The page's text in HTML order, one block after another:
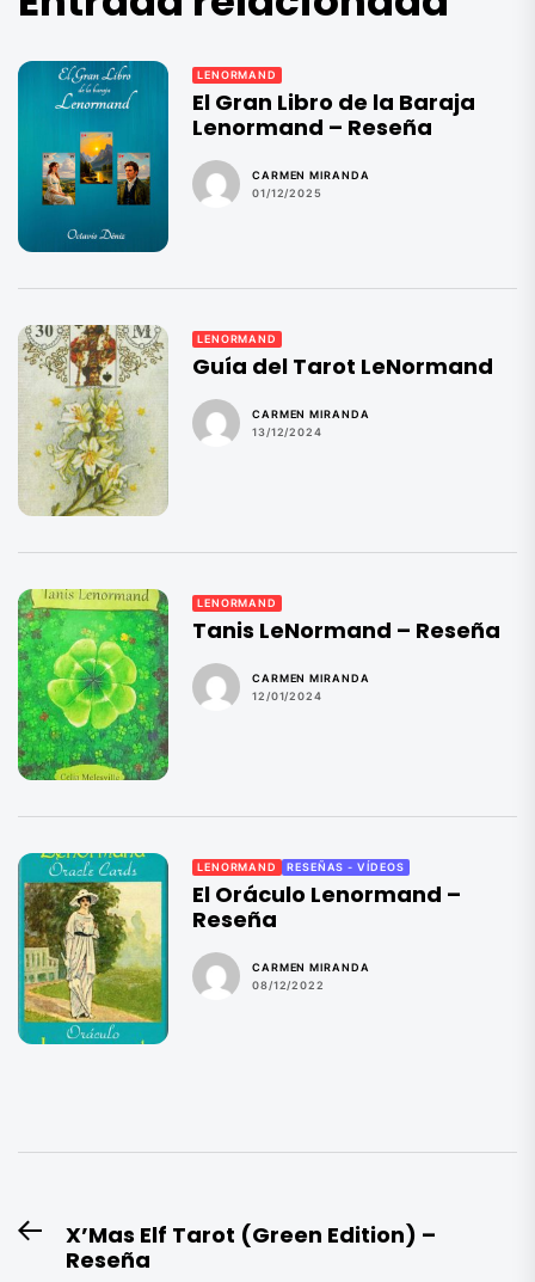
LENORMAND
El Gran Libro de la Baraja
Lenormand – Reseña
CARMEN MIRANDA
01/12/2025
LENORMAND
Guía del Tarot LeNormand
CARMEN MIRANDA
13/12/2024
LENORMAND
Tanis LeNormand – Reseña
CARMEN MIRANDA
12/01/2024
LENORMAND RESEÑAS - VÍDEOS
El Oráculo Lenormand –
Reseña
CARMEN MIRANDA
08/12/2022
Navegación
de
Entrada
anterior:
X’Mas Elf Tarot (Green Edition) –
Reseña